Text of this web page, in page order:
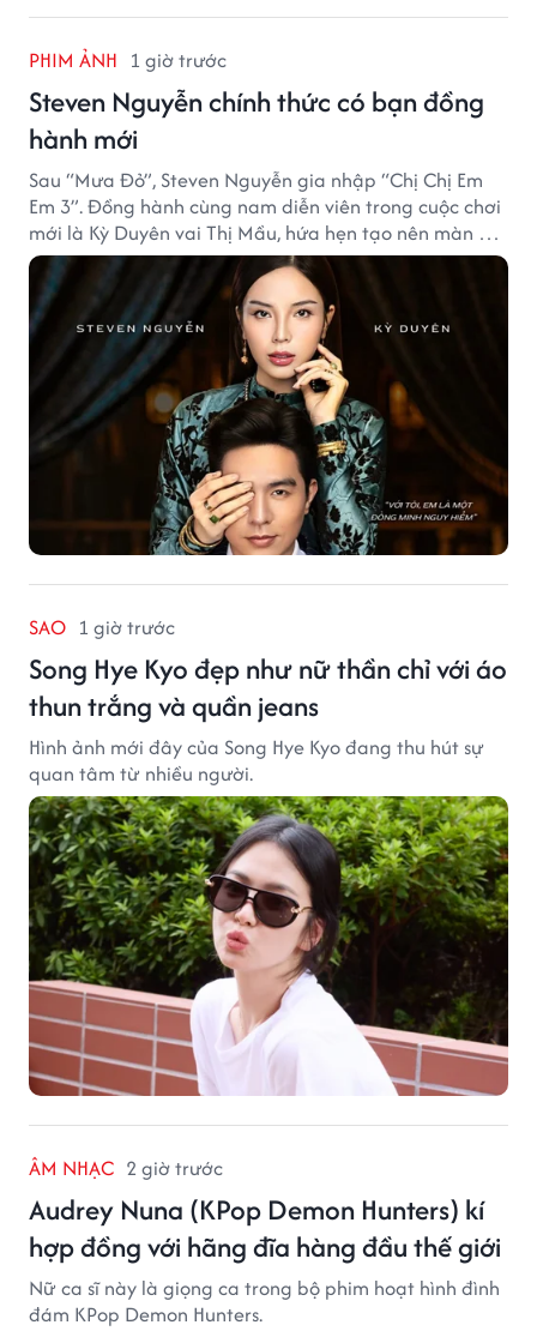
PHIM ẢNH 1 giờ trước
Steven Nguyễn chính thức có bạn đồng
hành mới
Sau “Mưa Đỏ”, Steven Nguyễn gia nhập “Chị Chị Em
Em 3”. Đồng hành cùng nam diễn viên trong cuộc chơi
mới là Kỳ Duyên vai Thị Mầu, hứa hẹn tạo nên màn kết
hợp nhiều bất ngờ.
SAO 1 giờ trước
Song Hye Kyo đẹp như nữ thần chỉ với áo
thun trắng và quần jeans
Hình ảnh mới đây của Song Hye Kyo đang thu hút sự
quan tâm từ nhiều người.
ÂM NHẠC 2 giờ trước
Audrey Nuna (KPop Demon Hunters) kí
hợp đồng với hãng đĩa hàng đầu thế giới
Nữ ca sĩ này là giọng ca trong bộ phim hoạt hình đình
đám KPop Demon Hunters.